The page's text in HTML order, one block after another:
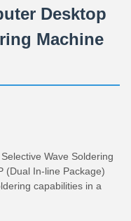
Desktop
Machine
Wave Soldering
(Dual In-line Package)
capabilities in a